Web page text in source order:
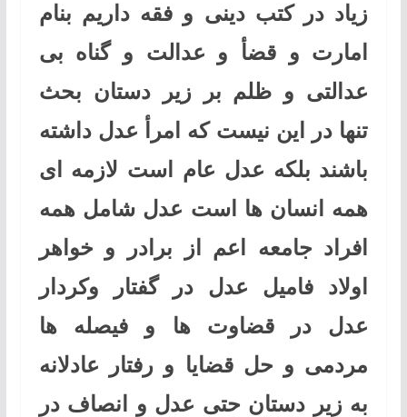
زیاد در کتب دینی و فقه داریم بنام
امارت و قضأ و عدالت و گناه بی
عدالتی و ظلم بر زیر دستان بحث
تنها در این نیست که امرأ عدل داشته
باشند بلکه عدل عام است لازمه ای
همه انسان ها است عدل شامل همه
افراد جامعه اعم از برادر و خواهر
اولاد فامیل عدل در گفتار وکردار
عدل در قضاوت ها و فیصله ها
مردمی و حل قضایا و رفتار عادلانه
به زیر دستان حتی عدل و انصاف در